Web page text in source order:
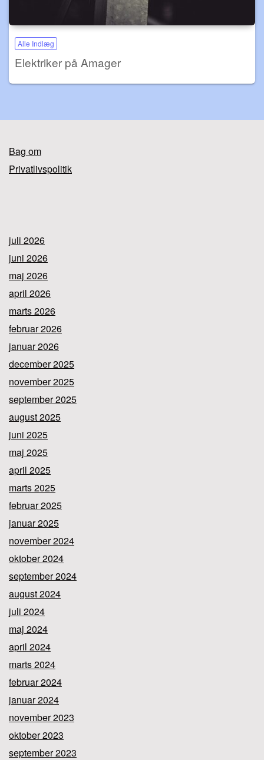
Alle Indlæg
Elektriker på Amager
Bag om
Privatlivspolitik
juli 2026
juni 2026
maj 2026
april 2026
marts 2026
februar 2026
januar 2026
december 2025
november 2025
september 2025
august 2025
juni 2025
maj 2025
april 2025
marts 2025
februar 2025
januar 2025
november 2024
oktober 2024
september 2024
august 2024
juli 2024
maj 2024
april 2024
marts 2024
februar 2024
januar 2024
november 2023
oktober 2023
september 2023